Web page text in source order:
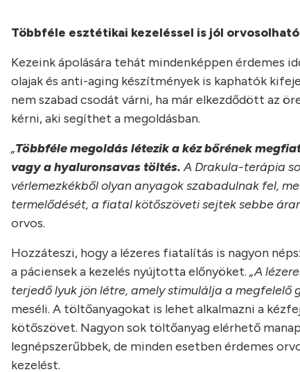
Többféle esztétikai kezeléssel is jól
Kezeink ápolására tehát mindenképpen érdemes
olajak és anti-aging készítmények is kaphatók
nem szabad csodát várni, ha már elkezdődött az
kérni, aki segíthet a megoldásban.
„Többféle megoldás létezik a kéz bőrének
vagy a hyaluronsavas töltés.A Drakula-terápia
vérlemezkékből olyan anyagok szabadulnak fel,
termelődését, a fiatal kötőszöveti sejtek sebbe
orvos.
Hozzáteszi, hogy a lézeres fiatalítás is nagyon
a páciensek a kezelés nyújtotta előnyöket. „A
terjedő lyuk jön létre, amely stimulálja a
meséli. A töltőanyagokat is lehet alkalmazni a
kötőszövet. Nagyon sok töltőanyag elérhető
legnépszerűbbek, de minden esetben érdemes
kezelést.